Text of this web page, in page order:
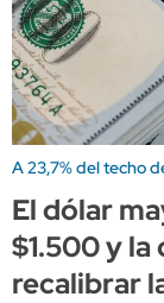
A 23,7% del techo
El dólar
$1.500 y la
recalibrar